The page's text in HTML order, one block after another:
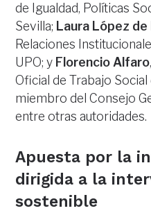
de Igualdad, Políticas
Sevilla; Laura López de
Relaciones
UPO; y Florencio Alfaro
Oficial de Trabajo
miembro del Consejo
entre otras autoridades.
Apuesta por la
dirigida a la
sostenible